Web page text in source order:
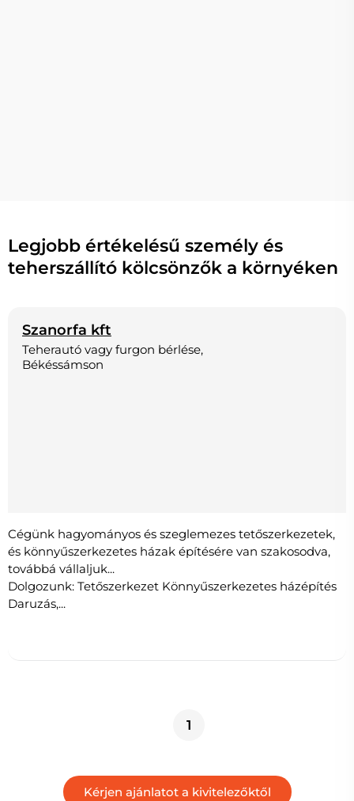
Legjobb értékelésű személy és
teherszállító kölcsönzők a környéken
Szanorfa kft
Teherautó vagy furgon bérlése,
Békéssámson
Cégünk hagyományos és szeglemezes tetőszerkezetek,
és könnyűszerkezetes házak építésére van szakosodva,
továbbá vállaljuk...
Dolgozunk: Tetőszerkezet Könnyűszerkezetes házépítés
Daruzás,...
1